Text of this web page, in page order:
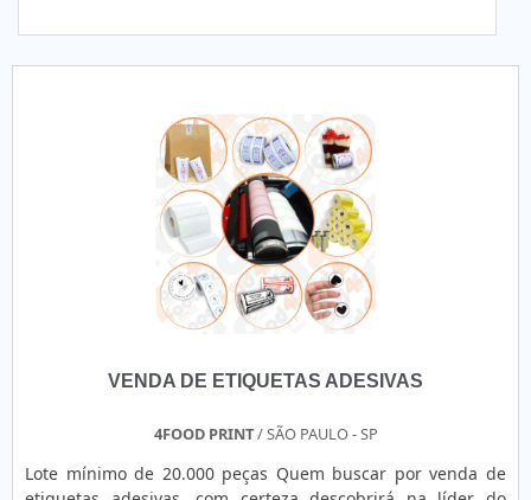
VENDA DE ETIQUETAS ADESIVAS
4FOOD PRINT/ SÃO PAULO - SP
Lote mínimo de 20.000 peças Quem buscar por venda de